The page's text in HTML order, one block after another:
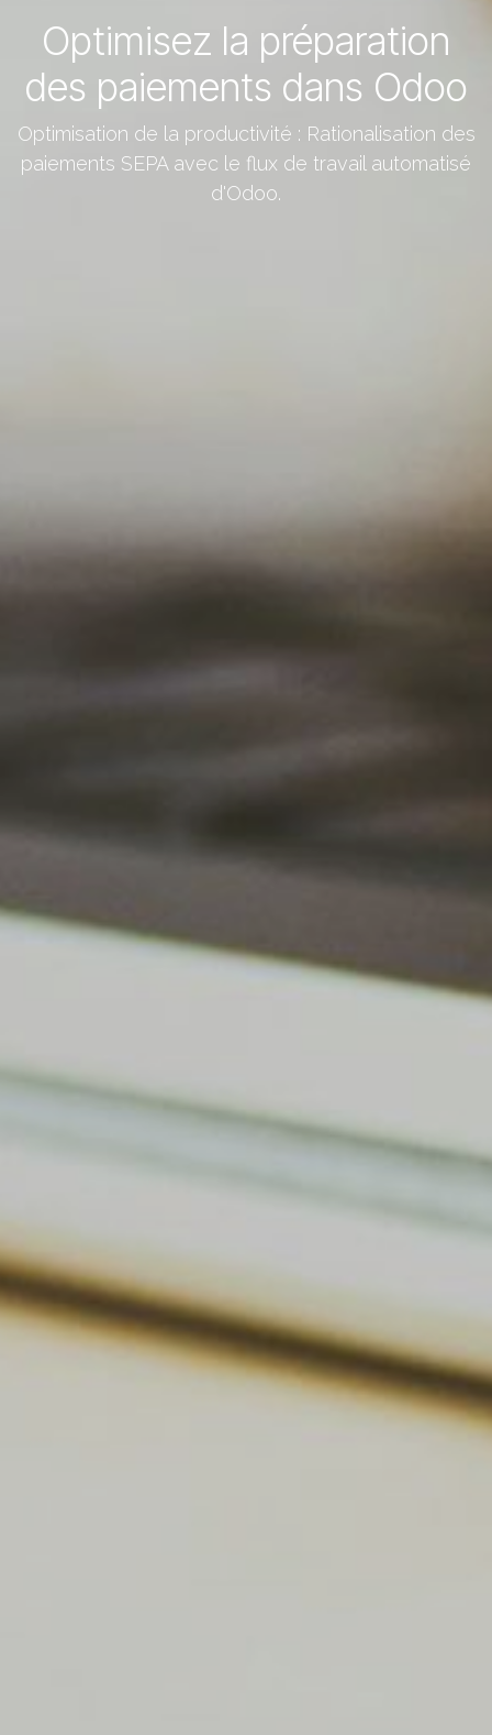
Optimisez la préparation
des paiements dans Odoo
Optimisation de la productivité : Rationalisation des
paiements SEPA avec le flux de travail automatisé
d'Odoo.